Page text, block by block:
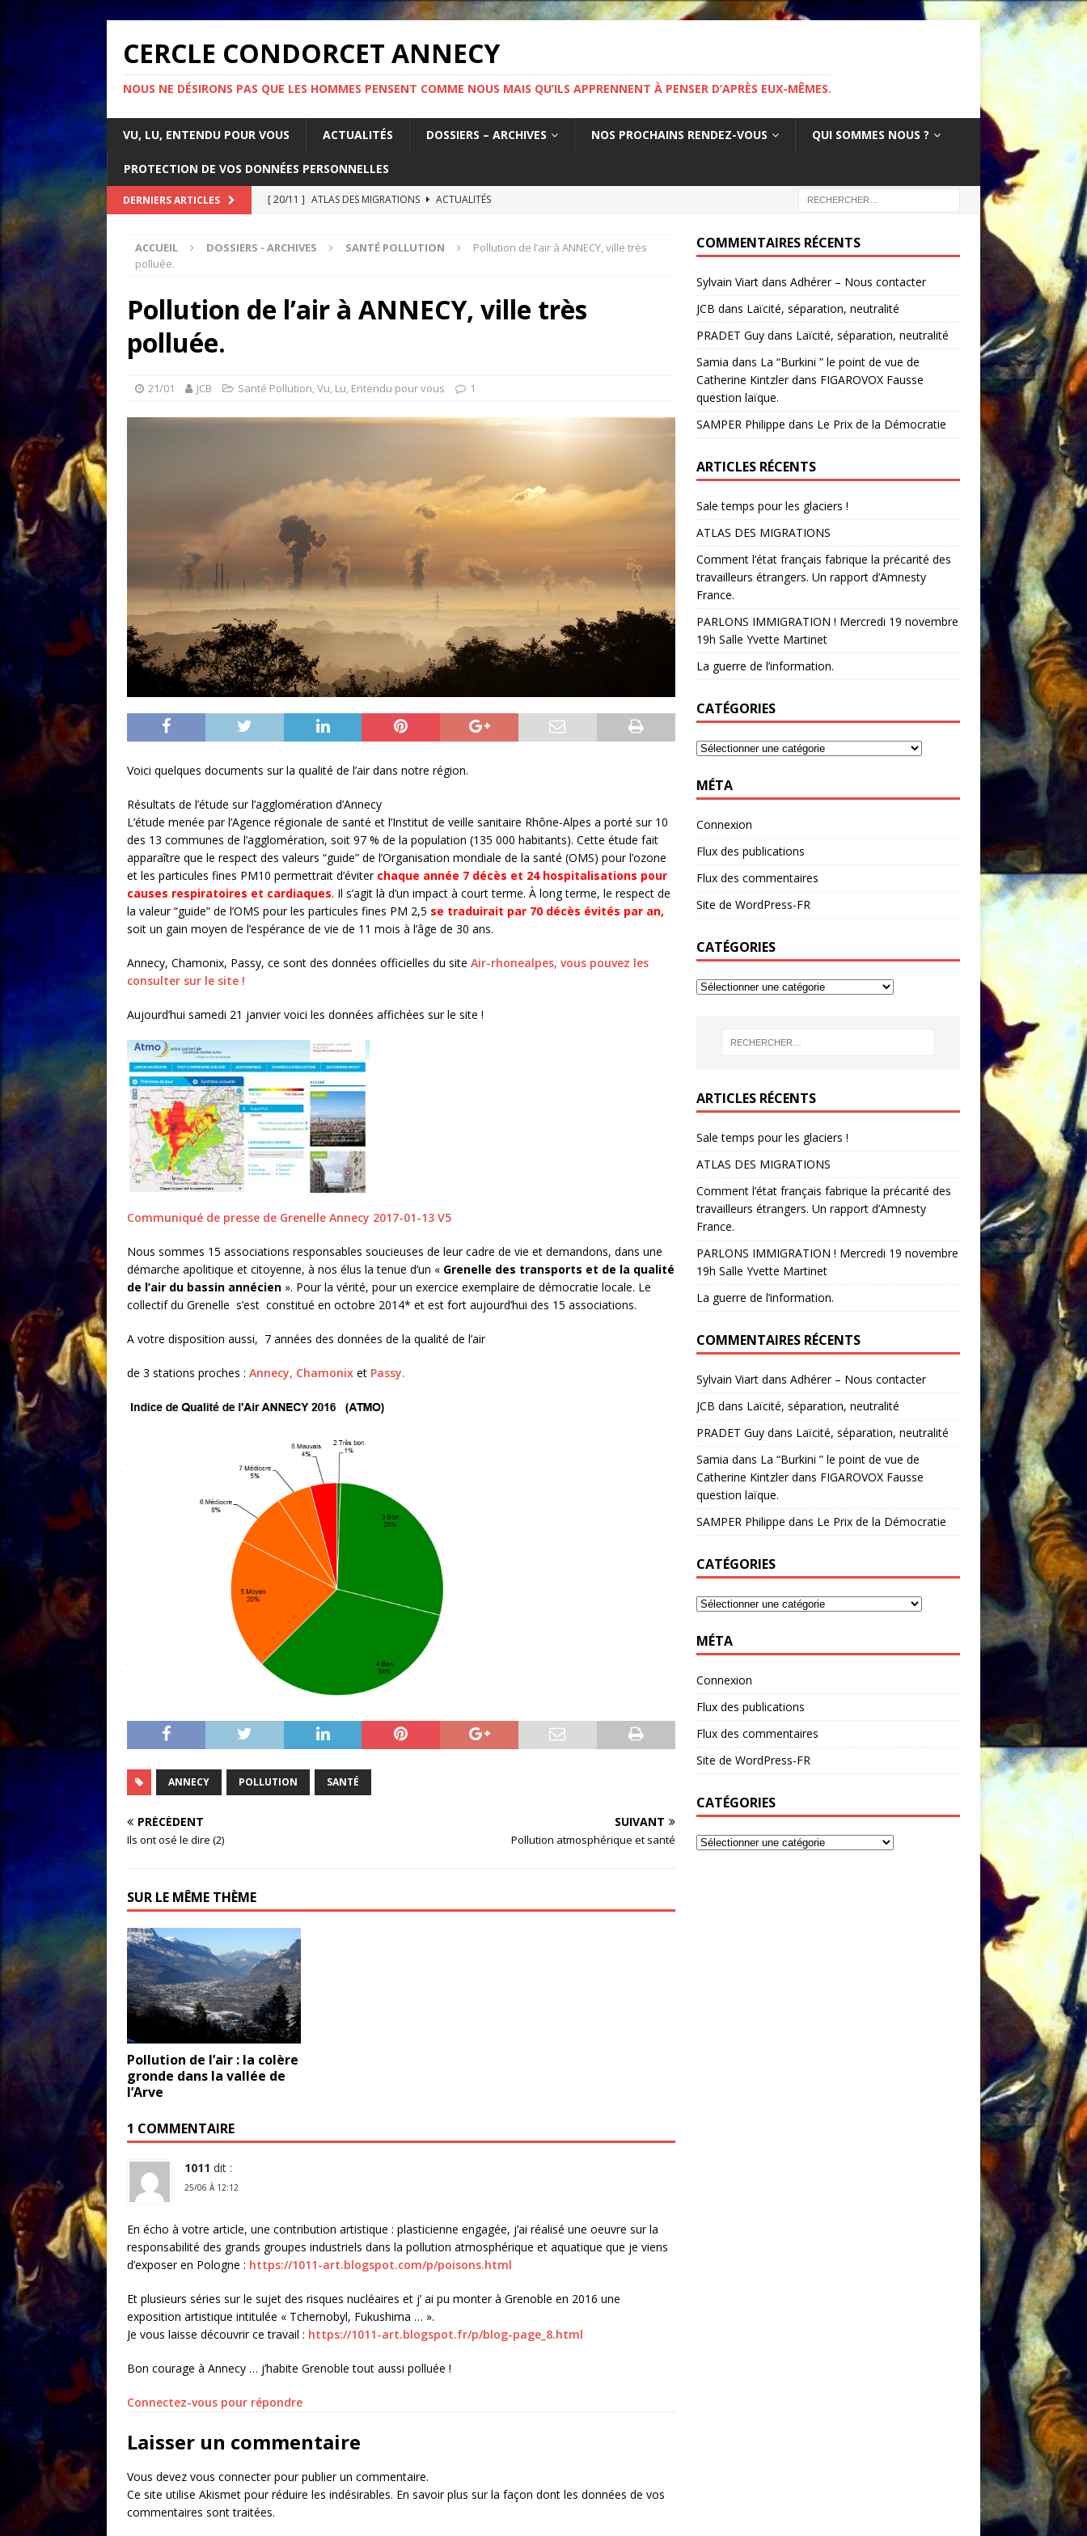
CERCLE CONDORCET ANNECY
NOUS NE DÉSIRONS PAS QUE LES HOMMES PENSENT COMME NOUS MAIS QU’ILS APPRENNENT À PENSER D’APRÈS EUX-MÊMES.
VU, LU, ENTENDU POUR VOUS ACTUALITÉS DOSSIERS – ARCHIVES NOS PROCHAINS RENDEZ-VOUS QUI SOMMES NOUS ?
PROTECTION DE VOS DONNÉES PERSONNELLES
DERNIERS ARTICLES [ 20/11 ] ATLAS DES MIGRATIONS
ACTUALITÉS
rapport d’Amnesty France.
ACTUALITÉS
ACTUALITÉS
ACCUEIL DOSSIERS - ARCHIVES SANTÉ POLLUTION
Pollution de l’air à ANNECY, ville très
polluée.
Pollution de l’air à ANNECY, ville très
polluée.
21/01 JCB Santé Pollution,Vu, Lu, Entendu pour vous 1
Voici quelques documents sur la qualité de l’air dans notre région.
Résultats de l’étude sur l’agglomération d’Annecy
L’étude menée par l’Agence régionale de santé et l’Institut de veille sanitaire Rhône-Alpes a porté sur 10
des 13 communes de l’agglomération, soit 97 % de la population (135 000 habitants). Cette étude fait
apparaître que le respect des valeurs “guide” de l’Organisation mondiale de la santé (OMS) pour l’ozone
et les particules fines PM10 permettrait d’éviter chaque année 7 décès et 24 hospitalisations pour
causes respiratoires et cardiaques. Il s’agit là d’un impact à court terme. À long terme, le respect de
la valeur “guide” de l’OMS pour les particules fines PM 2,5 se traduirait par 70 décès évités par an,
soit un gain moyen de l’espérance de vie de 11 mois à l’âge de 30 ans.
Annecy, Chamonix, Passy, ce sont des données officielles du site Air-rhonealpes, vous pouvez les
consulter sur le site !
Aujourd’hui samedi 21 janvier voici les données affichées sur le site !
Communiqué de presse de Grenelle Annecy 2017-01-13 V5
Nous sommes 15 associations responsables soucieuses de leur cadre de vie et demandons, dans une
démarche apolitique et citoyenne, à nos élus la tenue d’un « Grenelle des transports et de la qualité
de l’air du bassin annécien ». Pour la vérité, pour un exercice exemplaire de démocratie locale. Le
collectif du Grenelle s’est constitué en octobre 2014* et est fort aujourd’hui des 15 associations.
A votre disposition aussi, 7 années des données de la qualité de l’air
de 3 stations proches : Annecy, Chamonix et Passy.
ANNECY POLLUTION SANTÉ
PRÉCÉDENT
Ils ont osé le dire (2)
SUIVANT
Pollution atmosphérique et santé
SUR LE MÊME THÈME
Pollution de l’air : la colère
gronde dans la vallée de
l’Arve
1 COMMENTAIRE
1011 dit :
25/06 À 12:12
En écho à votre article, une contribution artistique : plasticienne engagée, j’ai réalisé une oeuvre sur la
responsabilité des grands groupes industriels dans la pollution atmosphérique et aquatique que je viens
d’exposer en Pologne : https://1011-art.blogspot.com/p/poisons.html
Et plusieurs séries sur le sujet des risques nucléaires et j’ ai pu monter à Grenoble en 2016 une
exposition artistique intitulée « Tchernobyl, Fukushima … ».
Je vous laisse découvrir ce travail : https://1011-art.blogspot.fr/p/blog-page_8.html
Bon courage à Annecy … j’habite Grenoble tout aussi polluée !
Connectez-vous pour répondre
Laisser un commentaire
Vous devez vous connecterpour publier un commentaire.
Ce site utilise Akismet pour réduire les indésirables. En savoir plus sur la façon dont les données de vos
commentaires sont traitées.
COMMENTAIRES RÉCENTS
Sylvain Viartdans Adhérer – Nous contacter
JCB dans Laïcité, séparation, neutralité
PRADET Guydans Laïcité, séparation, neutralité
Samia dans La “Burkini ” le point de vue de
Catherine Kintzler dans FIGAROVOX Fausse
question laïque.
SAMPER Philippe dans Le Prix de la Démocratie
ARTICLES RÉCENTS
Sale temps pour les glaciers !
ATLAS DES MIGRATIONS
Comment l’état français fabrique la précarité des
travailleurs étrangers. Un rapport d’Amnesty
France.
PARLONS IMMIGRATION ! Mercredi 19 novembre
19h Salle Yvette Martinet
La guerre de l’information.
CATÉGORIES
MÉTA
Connexion
Flux des publications
Flux des commentaires
Site de WordPress-FR
CATÉGORIES
ARTICLES RÉCENTS
Sale temps pour les glaciers !
ATLAS DES MIGRATIONS
Comment l’état français fabrique la précarité des
travailleurs étrangers. Un rapport d’Amnesty
France.
PARLONS IMMIGRATION ! Mercredi 19 novembre
19h Salle Yvette Martinet
La guerre de l’information.
COMMENTAIRES RÉCENTS
Sylvain Viartdans Adhérer – Nous contacter
JCB dans Laïcité, séparation, neutralité
PRADET Guydans Laïcité, séparation, neutralité
Samia dans La “Burkini ” le point de vue de
Catherine Kintzler dans FIGAROVOX Fausse
question laïque.
SAMPER Philippe dans Le Prix de la Démocratie
CATÉGORIES
MÉTA
Connexion
Flux des publications
Flux des commentaires
Site de WordPress-FR
CATÉGORIES